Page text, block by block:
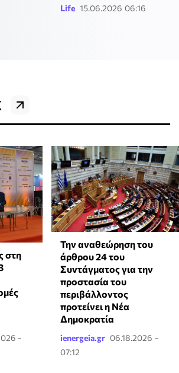
Life 15.06.2026 06:16
στη
-
Την αναθεώρηση του
άρθρου 24 του
Συντάγματος για την
προστασία του
περιβάλλοντος
προτείνει η Νέα
Δημοκρατία
ienergeia.gr 06.18.2026 -
07:12